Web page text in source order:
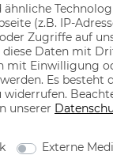
Mode
(z.B. IP-
Zugriffe auf
Daten mit
mit Einwilligung
Es
unserer
Externe